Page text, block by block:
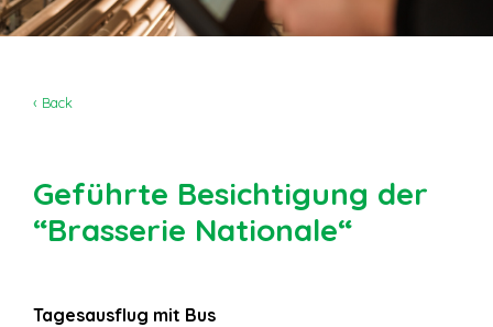
‹ Back
Geführte Besichtigung der
“Brasserie Nationale“
Tagesausflug mit Bus